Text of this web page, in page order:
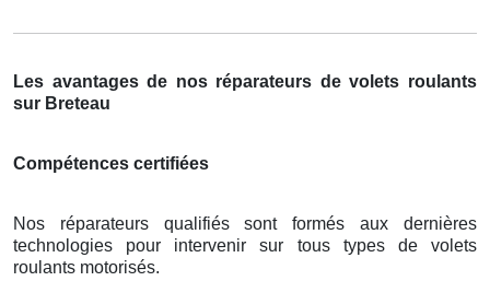
Les avantages de nos réparateurs de volets roulants
sur Breteau
Compétences certifiées
Nos réparateurs qualifiés sont formés aux dernières
technologies pour intervenir sur tous types de volets
roulants motorisés.